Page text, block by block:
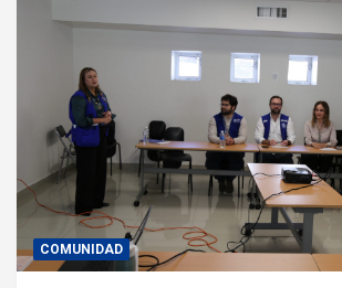
COMUNIDAD